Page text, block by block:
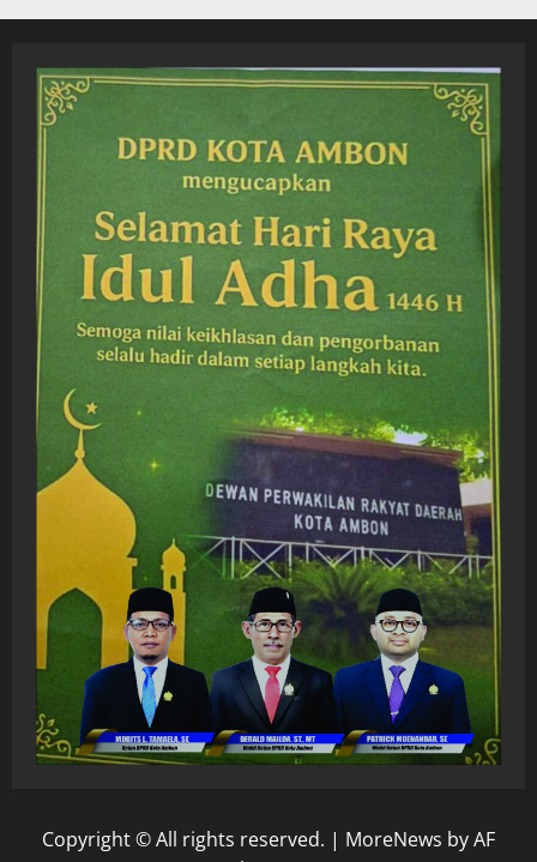
Copyright © All rights reserved. | MoreNews by AF